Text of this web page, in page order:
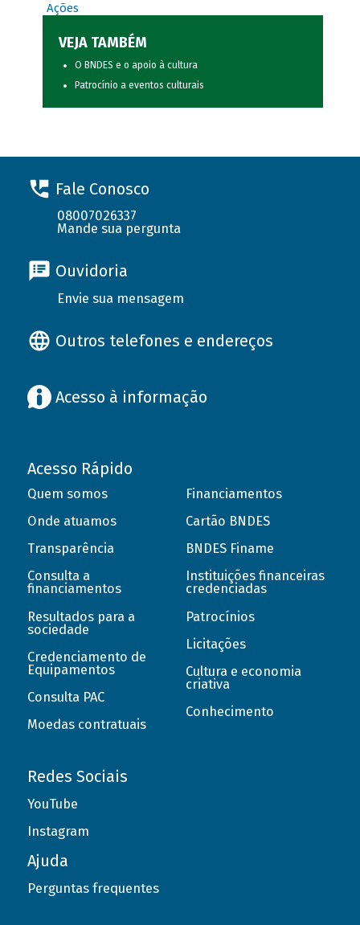
Ações
VEJA TAMBÉM
O BNDES e o apoio à cultura
Patrocínio a eventos culturais
Fale Conosco
08007026337
Mande sua pergunta
Ouvidoria
Envie sua mensagem
Outros telefones e endereços
Acesso à informação
Acesso Rápido
Quem somos
Onde atuamos
Transparência
Consulta a
financiamentos
Resultados para a
sociedade
Credenciamento de
Equipamentos
Consulta PAC
Moedas contratuais
Financiamentos
Cartão BNDES
BNDES Finame
Instituições financeiras
credenciadas
Patrocínios
Licitações
Cultura e economia
criativa
Conhecimento
Redes Sociais
YouTube
Instagram
Ajuda
Perguntas frequentes